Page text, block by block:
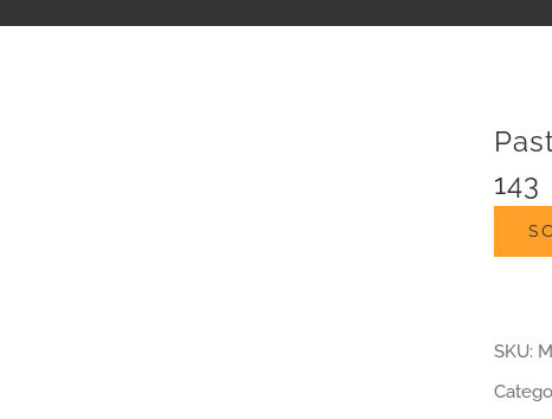
143
SKU: